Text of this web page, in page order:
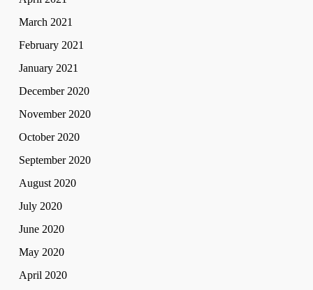
March 2021
February 2021
January 2021
December 2020
November 2020
October 2020
September 2020
August 2020
July 2020
June 2020
May 2020
April 2020